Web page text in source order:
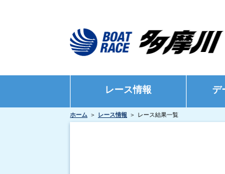
レース情報
シリーズインデックス
デ
ホーム レース情報 レース結果一覧